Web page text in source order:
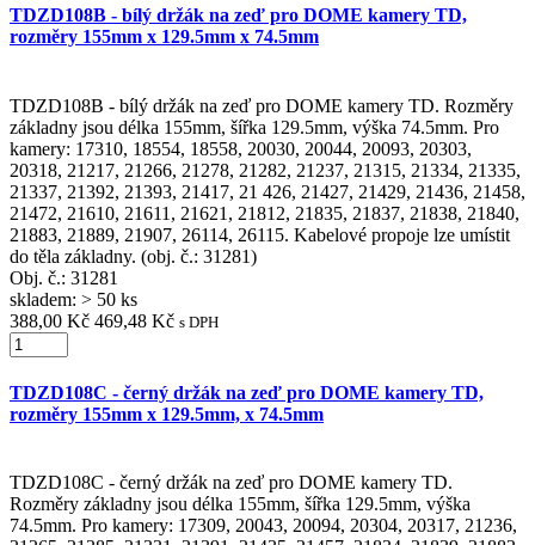
TDZD108B - bílý držák na zeď pro DOME kamery TD,
rozměry 155mm x 129.5mm x 74.5mm
TDZD108B - bílý držák na zeď pro DOME kamery TD. Rozměry
základny jsou délka 155mm, šířka 129.5mm, výška 74.5mm. Pro
kamery: 17310, 18554, 18558, 20030, 20044, 20093, 20303,
20318, 21217, 21266, 21278, 21282, 21237, 21315, 21334, 21335,
21337, 21392, 21393, 21417, 21 426, 21427, 21429, 21436, 21458,
21472, 21610, 21611, 21621, 21812, 21835, 21837, 21838, 21840,
21883, 21889, 21907, 26114, 26115. Kabelové propoje lze umístit
do těla základny. (obj. č.: 31281)
Obj. č.: 31281
skladem: > 50 ks
388,00 Kč 469,48 Kč s DPH
TDZD108C - černý držák na zeď pro DOME kamery TD,
rozměry 155mm x 129.5mm, x 74.5mm
TDZD108C - černý držák na zeď pro DOME kamery TD.
Rozměry základny jsou délka 155mm, šířka 129.5mm, výška
74.5mm. Pro kamery: 17309, 20043, 20094, 20304, 20317, 21236,